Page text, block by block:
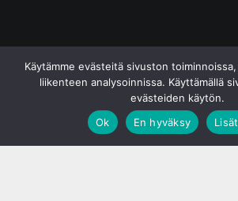
Käytämme evästeitä sivuston
liikenteen analysoinnissa. Käyttämällä
evästeiden käytön.
Ok
En hyväksy